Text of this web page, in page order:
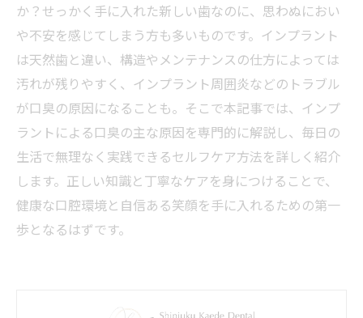
か？せっかく手に入れた新しい歯なのに、思わぬにおい
や不安を感じてしまう方も多いものです。インプラント
は天然歯と違い、構造やメンテナンスの仕方によっては
汚れが残りやすく、インプラント周囲炎などのトラブル
が口臭の原因になることも。そこで本記事では、インプ
ラントによる口臭の主な原因を専門的に解説し、毎日の
生活で無理なく実践できるセルフケア方法を詳しく紹介
します。正しい知識と丁寧なケアを身につけることで、
健康な口腔環境と自信ある笑顔を手に入れるための第一
歩となるはずです。